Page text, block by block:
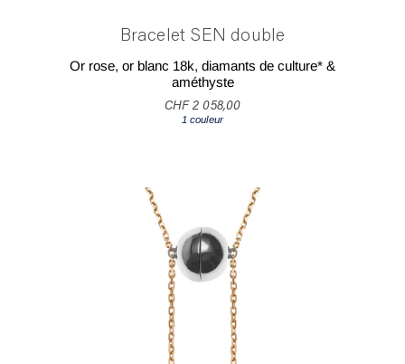
Bracelet SEN double
Or rose, or blanc 18k, diamants de culture* &
améthyste
CHF 2 058,00
1 couleur